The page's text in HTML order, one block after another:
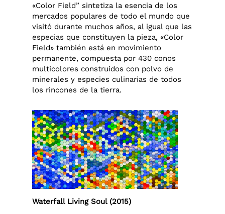
«Color Field” sintetiza la esencia de los
mercados populares de todo el mundo que
visitó durante muchos años, al igual que las
especias que constituyen la pieza, «Color
Field» también está en movimiento
permanente, compuesta por 430 conos
multicolores construidos con polvo de
minerales y especies culinarias de todos
los rincones de la tierra.
Waterfall Living Soul (2015)